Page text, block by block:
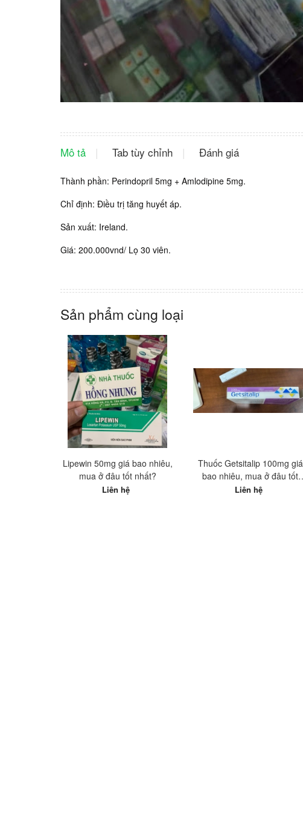
Mô tả Tab tùy chỉnh Đánh giá
Thành phần: Perindopril 5mg + Amlodipine 5mg.
Chỉ định: Điều trị tăng huyết áp.
Sản xuất: Ireland.
Giá: 200.000vnd/ Lọ 30 viên.
Sản phẩm cùng loại
Lipewin 50mg giá bao nhiêu,
mua ở đâu tốt nhất?
Liên hệ
Thuốc Getsitalip 100mg giá
bao nhiêu, mua ở đâu tốt
nhất?
Liên hệ